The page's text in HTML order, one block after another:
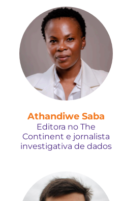
Athandiwe Saba
Editora no The
Continent e jornalista
investigativa de dados